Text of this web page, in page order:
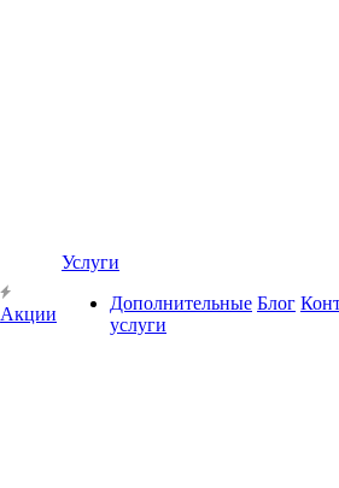
Акции
Услуги
Дополнительные
услуги
Блог